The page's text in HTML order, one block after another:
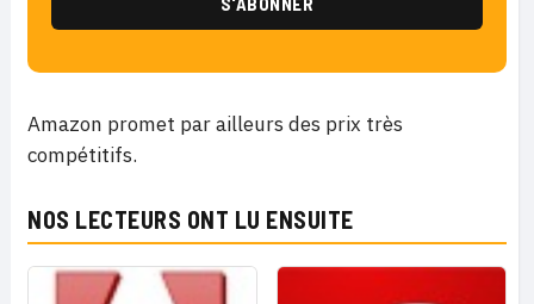
Amazon promet par ailleurs des prix très
compétitifs.
NOS LECTEURS ONT LU ENSUITE